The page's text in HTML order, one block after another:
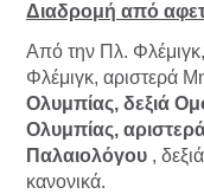
Διαδρομή από
Από την Πλ.
Φλέμιγκ, αριστερά
Ολυμπίας, δεξιά
Ολυμπίας,
Παλαιολόγου ,
κανονικά.